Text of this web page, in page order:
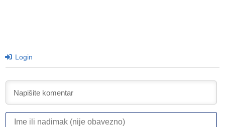
Login